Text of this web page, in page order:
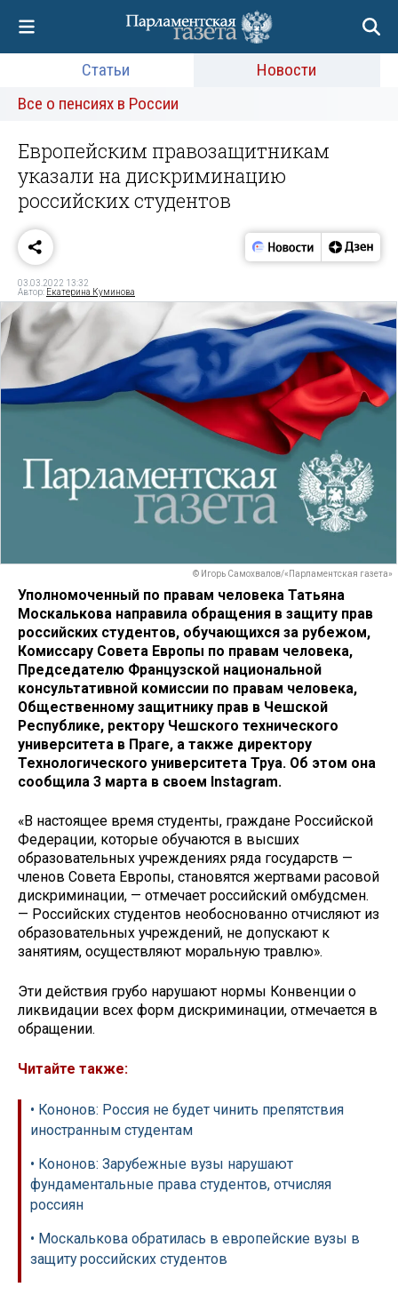
Статьи
Новости
Все о пенсиях в России
Европейским правозащитникам
указали на дискриминацию
российских студентов
03.03.2022 13:32
Автор: Екатерина Куминова
© Игорь Самохвалов/«Парламентская газета»
Уполномоченный по правам человека Татьяна
Москалькова направила обращения в защиту прав
российских студентов, обучающихся за рубежом,
Комиссару Совета Европы по правам человека,
Председателю Французской национальной
консультативной комиссии по правам человека,
Общественному защитнику прав в Чешской
Республике, ректору Чешского технического
университета в Праге, а также директору
Технологического университета Труа. Об этом она
сообщила 3 марта в своем Instagram.
«В настоящее время студенты, граждане Российской
Федерации, которые обучаются в высших
образовательных учреждениях ряда государств —
членов Совета Европы, становятся жертвами расовой
дискриминации, — отмечает российский омбудсмен.
— Российских студентов необоснованно отчисляют из
образовательных учреждений, не допускают к
занятиям, осуществляют моральную травлю».
Эти действия грубо нарушают нормы Конвенции о
ликвидации всех форм дискриминации, отмечается в
обращении.
Читайте также:
• Кононов: Россия не будет чинить препятствия
иностранным студентам
• Кононов: Зарубежные вузы нарушают
фундаментальные права студентов, отчисляя
россиян
• Москалькова обратилась в европейские вузы в
защиту российских студентов